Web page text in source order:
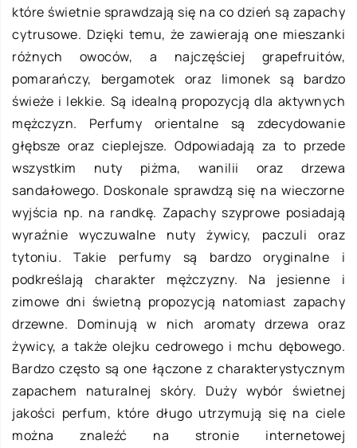
które świetnie sprawdzają się na co dzień są zapachy
cytrusowe. Dzięki temu, że zawierają one mieszanki
różnych owoców, a najczęściej grapefruitów,
pomarańczy, bergamotek oraz limonek są bardzo
świeże i lekkie. Są idealną propozycją dla aktywnych
mężczyzn. Perfumy orientalne są zdecydowanie
głębsze oraz cieplejsze. Odpowiadają za to przede
wszystkim nuty piżma, wanilii oraz drzewa
sandałowego. Doskonale sprawdzą się na wieczorne
wyjścia np. na randkę. Zapachy szyprowe posiadają
wyraźnie wyczuwalne nuty żywicy, paczuli oraz
tytoniu. Takie perfumy są bardzo oryginalne i
podkreślają charakter mężczyzny. Na jesienne i
zimowe dni świetną propozycją natomiast zapachy
drzewne. Dominują w nich aromaty drzewa oraz
żywicy, a także olejku cedrowego i mchu dębowego.
Bardzo często są one łączone z charakterystycznym
zapachem naturalnej skóry. Duży wybór świetnej
jakości perfum, które długo utrzymują się na ciele
można znaleźć na stronie internetowej